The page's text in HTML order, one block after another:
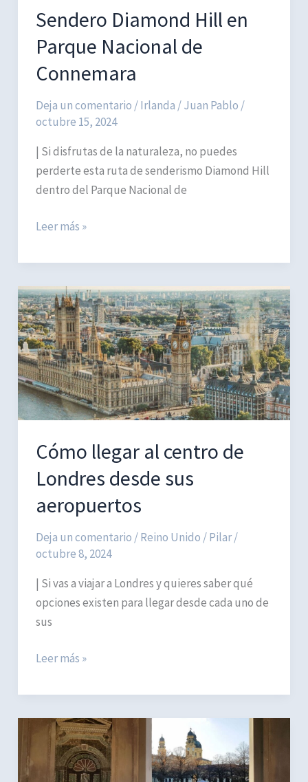
Sendero Diamond Hill en
Parque Nacional de
Connemara
Deja un comentario /Irlanda /Juan Pablo /
octubre 15, 2024
| Si disfrutas de la naturaleza, no puedes
perderte esta ruta de senderismo Diamond Hill
dentro del Parque Nacional de
Sendero
Hill
en
Parque
Nacional
de
Connemara
Leer más »
Cómo llegar al centro de
Londres desde sus
aeropuertos
Deja un comentario /Reino Unido /Pilar/
octubre 8, 2024
| Si vas a viajar a Londres y quieres saber qué
opciones existen para llegar desde cada uno de
sus
Cómo
al
centro
Londres
desde
Leer más »